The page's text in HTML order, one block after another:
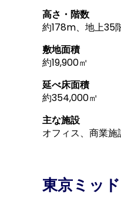
高さ・階数
約178m、地上35
敷地面積
約19,900㎡
延べ床面積
約354,000㎡
主な施設
オフィス、商業
東京ミッ